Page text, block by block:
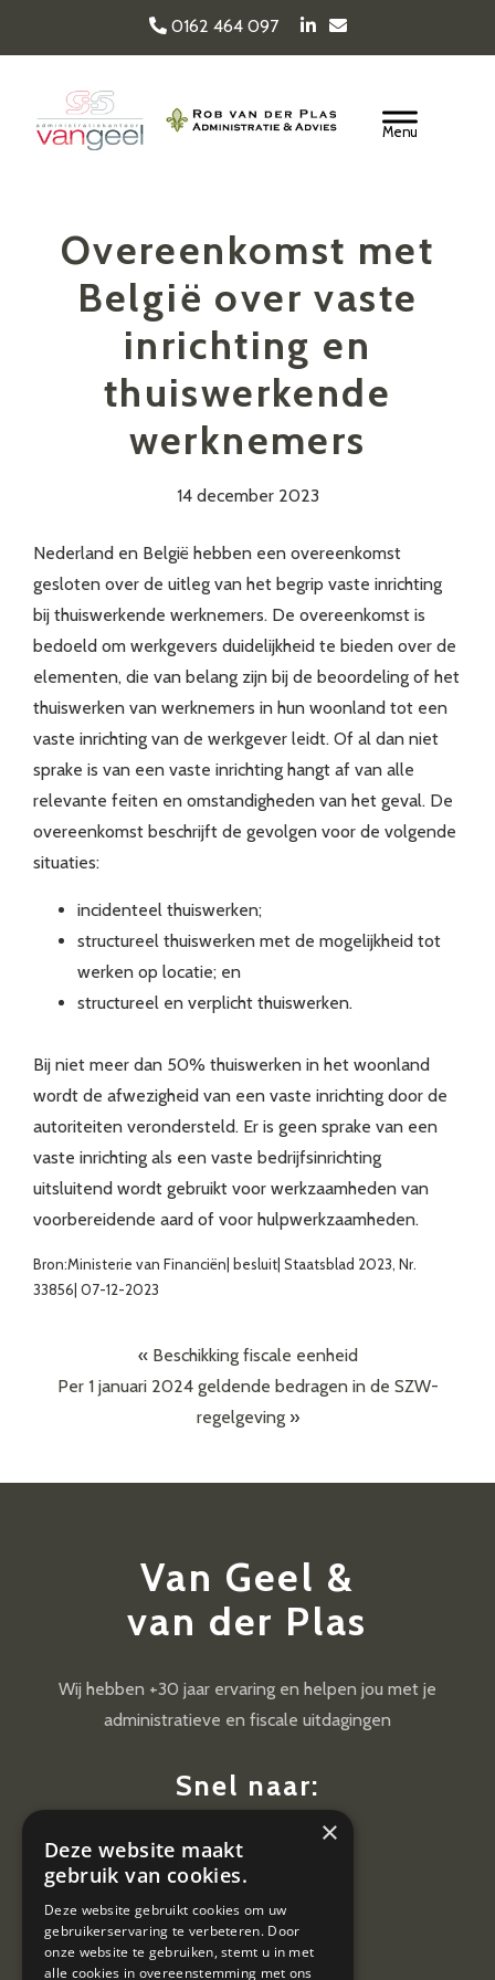
hoofd
inhoud
0162 464 097
Van Geel & van der
Header
Overeenkomst met
België over vaste
inrichting en
thuiswerkende
werknemers
14 december 2023
Nederland en België hebben een overeenkomst
gesloten over de uitleg van het begrip vaste inrichting
bij thuiswerkende werknemers. De overeenkomst is
bedoeld om werkgevers duidelijkheid te bieden over de
elementen, die van belang zijn bij de beoordeling of het
thuiswerken van werknemers in hun woonland tot een
vaste inrichting van de werkgever leidt. Of al dan niet
sprake is van een vaste inrichting hangt af van alle
relevante feiten en omstandigheden van het geval. De
overeenkomst beschrijft de gevolgen voor de volgende
situaties:
incidenteel thuiswerken;
structureel thuiswerken met de mogelijkheid tot
werken op locatie; en
structureel en verplicht thuiswerken.
Bij niet meer dan 50% thuiswerken in het woonland
wordt de afwezigheid van een vaste inrichting door de
autoriteiten verondersteld. Er is geen sprake van een
vaste inrichting als een vaste bedrijfsinrichting
uitsluitend wordt gebruikt voor werkzaamheden van
voorbereidende aard of voor hulpwerkzaamheden.
Bron:Ministerie van Financiën| besluit| Staatsblad 2023, Nr.
33856| 07-12-2023
« Beschikking fiscale eenheid
Per 1 januari 2024 geldende bedragen in de SZW-
regelgeving»
Van Geel &
van der Plas
Wij hebben +30 jaar ervaring en helpen jou met je
administratieve en fiscale uitdagingen
Snel naar:
Diensten
Vacatures
×
Deze website maakt
gebruik van cookies.
Deze website gebruikt cookies om uw
gebruikerservaring te verbeteren. Door
onze website te gebruiken, stemt u in met
alle cookies in overeenstemming met ons